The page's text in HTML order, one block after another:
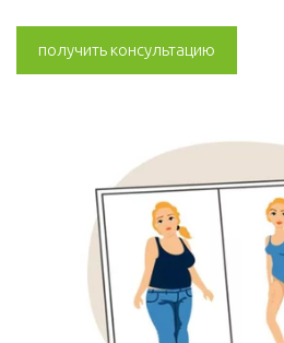
получить консультацию